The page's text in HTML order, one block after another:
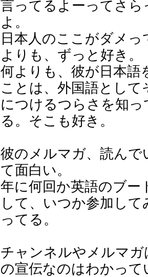
言ってるよーってさ
よ。
日本人のここがダメ
よりも、ずっと好き。
何よりも、彼が日本語
ことは、外国語とし
につけるつらさを知
る。そこも好き。
彼のメルマガ、読ん
て面白い。
年に何回か英語のブー
して、いつか参加し
ってる。
チャンネルやメルマ
の宣伝なのはわかっ